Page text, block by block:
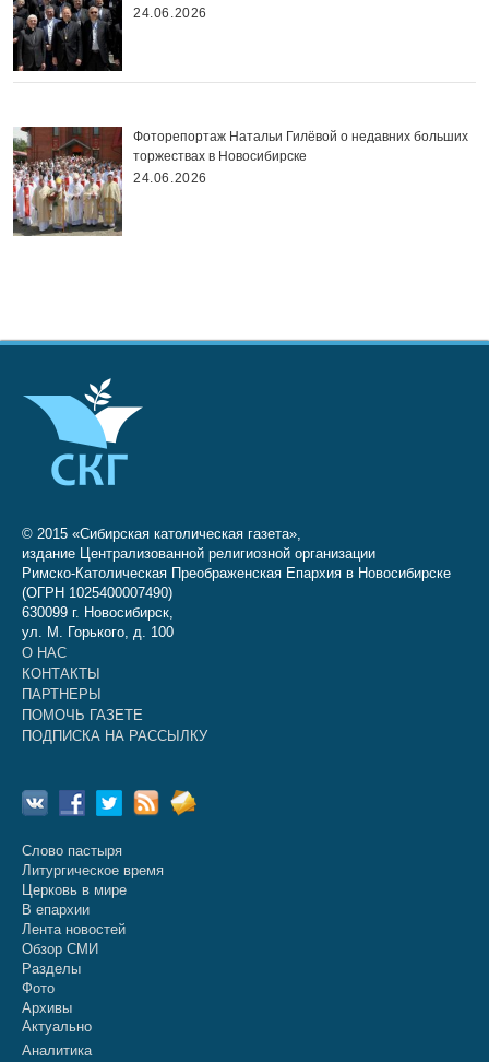
24.06.2026
Фоторепортаж Натальи Гилёвой о недавних больших
торжествах в Новосибирске
24.06.2026
© 2015 «Сибирская католическая газета»,
издание Централизованной религиозной организации
Римско-Католическая Преображенская Епархия в Новосибирске
(ОГРН 1025400007490)
630099 г. Новосибирск,
ул. М. Горького, д. 100
О НАС
КОНТАКТЫ
ПАРТНЕРЫ
ПОМОЧЬ ГАЗЕТЕ
ПОДПИСКА НА РАССЫЛКУ
Слово пастыря
Литургическое время
Церковь в мире
В епархии
Лента новостей
Обзор СМИ
Разделы
Фото
Архивы
Актуально
Аналитика